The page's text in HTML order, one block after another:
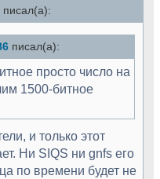
писал(а):
писал(а):
просто число на
1500-битное
и только этот
Ни SIQS ни gnfs его
по времени будет не